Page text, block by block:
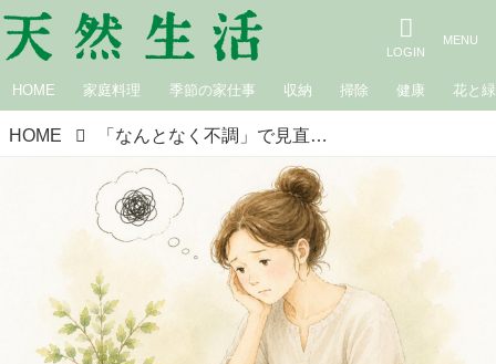
HOME 家庭料理 季節の家仕事 収納 掃除 健康 花と緑
HOME 「なんとなく不調」で見直したい生活習慣チェック。最近疲れが抜けにくいのは“腎臓の不調”が関係しているかも？／腎臓専門医・髙取優二さん